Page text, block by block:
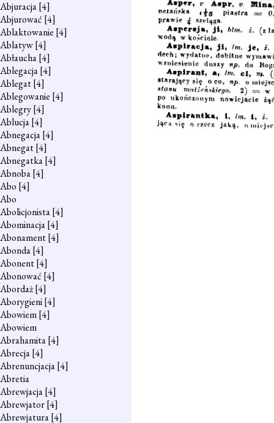
Abjuracja[4]
Abjurować [4]
Ablaktowanie [4]
Ablatyw[4]
Abłaucha[4]
Ablegacja[4]
Ablegat[4]
Ablegowanie [4]
Ablegry[4]
Ablucja[4]
Abnegacja[4]
Abnegat[4]
Abnegatka[4]
Abnoba[4]
Abo [4]
Abo
Abolicjonista[4]
Abominacja[4]
Abonament[4]
Abonda[4]
Abonent[4]
Abonować [4]
Abordaż[4]
Aborygieni[4]
Abowiem[4]
Abowiem
Abrahamita[4]
Abrecja[4]
Abrenuncjacja[4]
Abretia
Abrewjacja[4]
Abrewjator[4]
Abrewjatura[4]